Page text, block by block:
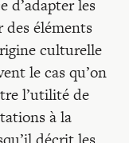
d’adapter les
des éléments
culturelle
le cas qu’on
l’utilité de
à la